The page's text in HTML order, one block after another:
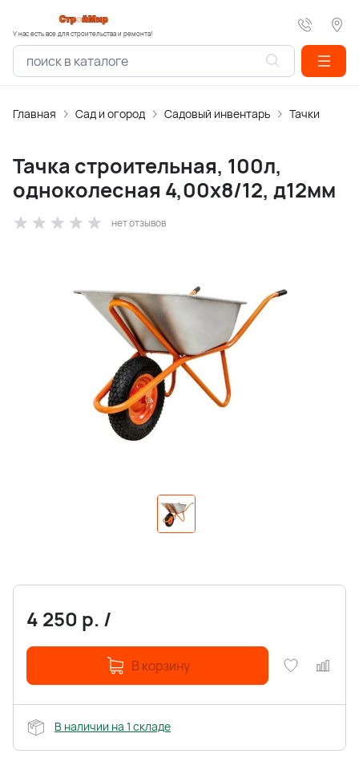
У нас есть все для строительства и ремонта!
Главная Сад и огород Садовый инвентарь Тачки
Тачка строительная, 100л,
одноколесная 4,00х8/12, д12мм
нет отзывов
4 250 р. /
В корзину
В наличии на 1 складе